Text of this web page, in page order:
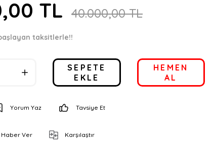
TL 40.000,00 TL
taksitlerle!!
SEPETE
EKLE
HEMEN
AL
Yorum Yaz Tavsiye Et
Haber Ver Karşılaştır